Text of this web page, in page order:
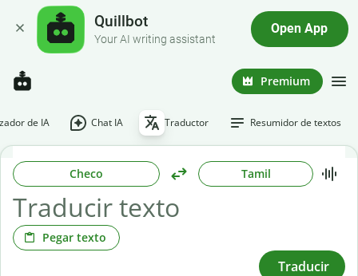
Quillbot
Your AI writing assistant
Open App
Premium
de IA Chat IA Traductor Resumidor de textos
Checo Tamil
Pegar texto
Traducir